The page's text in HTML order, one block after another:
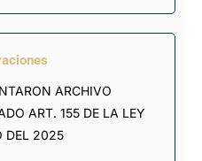
ARCHIVO
ART. 155 DE LA LEY
DEL 2025